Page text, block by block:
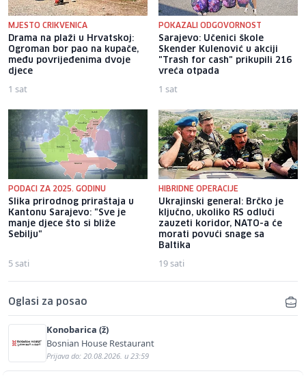
MJESTO CRIKVENICA
Drama na plaži u Hrvatskoj:
Ogroman bor pao na kupače,
među povrijeđenima dvoje
djece
1 sat
POKAZALI ODGOVORNOST
Sarajevo: Učenici škole
Skender Kulenović u akciji
"Trash for cash" prikupili 216
vreća otpada
1 sat
PODACI ZA 2025. GODINU
Slika prirodnog priraštaja u
Kantonu Sarajevo: "Sve je
manje djece što si bliže
Sebilju"
5 sati
HIBRIDNE OPERACIJE
Ukrajinski general: Brčko je
ključno, ukoliko RS odluči
zauzeti koridor, NATO-a će
morati povući snage sa
Baltika
19 sati
Oglasi za posao
Konobarica (ž)
Bosnian House Restaurant
Prijava do: 20.08.2026. u 23:59